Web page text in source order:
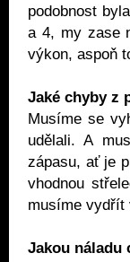
podobnost
a 4, my zase
výkon, aspoň
Jaké chyby z
Musíme se
udělali. A
zápasu, ať je
vhodnou
musíme vydřít
Jakou náladu